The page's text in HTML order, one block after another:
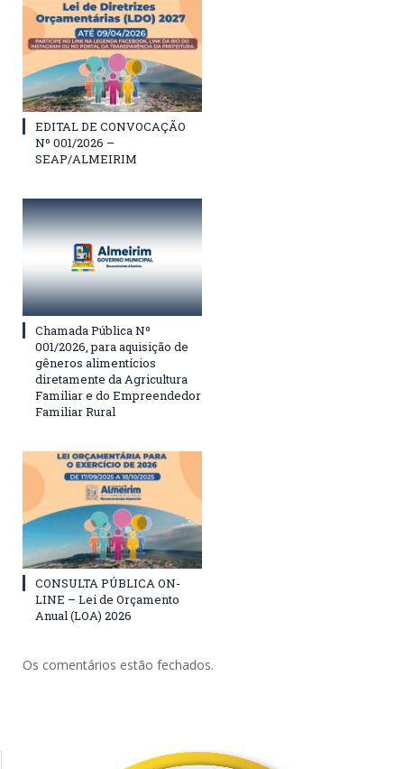
EDITAL DE CONVOCAÇÃO
Nº 001/2026 –
SEAP/ALMEIRIM
Chamada Pública Nº
001/2026, para aquisição de
gêneros alimentícios
diretamente da Agricultura
Familiar e do Empreendedor
Familiar Rural
CONSULTA PÚBLICA ON-
LINE – Lei de Orçamento
Anual (LOA) 2026
Os comentários estão fechados.